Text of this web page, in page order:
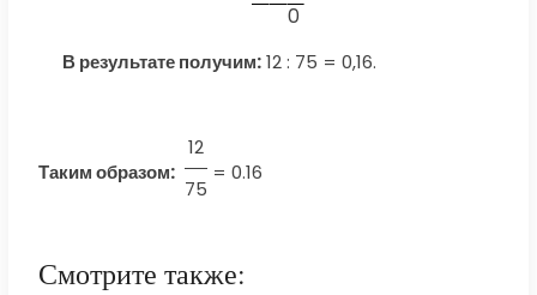
0
В результате получим:12 : 75 = 0,16.
Таким образом:
12
75
= 0.16
Смотрите также: